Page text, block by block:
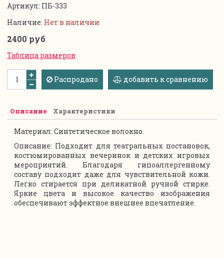
Артикул: ПБ-333
Наличие: Нет в наличии
2400 руб
Таблица размеров
Распродано добавить к сравнению
Описание Характеристики
Материал: Синтетическое волокно.
Описание: Подходит для театральных постановок,
костюмированных вечеринок и детских игровых
мероприятий. Благодаря гипоаллергенному
составу подходит даже для чувствительной кожи.
Легко стирается при деликатной ручной стирке.
Яркие цвета и высокое качество изображения
обеспечивают эффектное внешнее впечатление.